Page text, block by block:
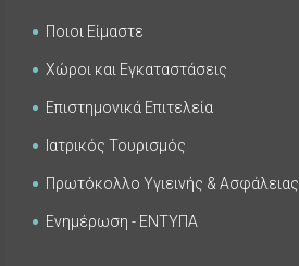
Ποιοι Είμαστε
Χώροι και Εγκαταστάσεις
Επιστημονικά Επιτελεία
Ιατρικός Τουρισμός
Πρωτόκολλο Υγιεινής & Ασφάλειας
Ενημέρωση - ΕΝΤΥΠΑ